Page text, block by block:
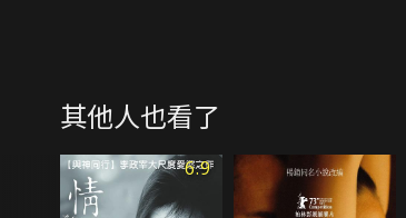
其他人也看了
6.9